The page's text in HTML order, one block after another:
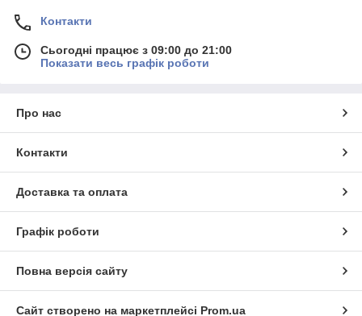
Контакти
Сьогодні працює з 09:00 до 21:00
Показати весь графік роботи
Про нас
Контакти
Доставка та оплата
Графік роботи
Повна версія сайту
Сайт створено на маркетплейсі Prom.ua